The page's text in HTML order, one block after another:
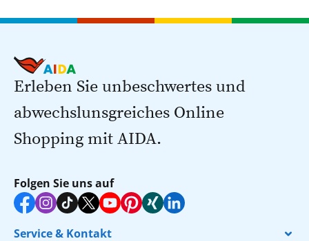
Erleben Sie unbeschwertes und
abwechslunsgreiches Online
Shopping mit AIDA.
Folgen Sie uns auf
Service & Kontakt